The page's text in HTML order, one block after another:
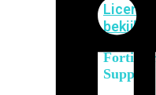
Licenties
bekijken
Support